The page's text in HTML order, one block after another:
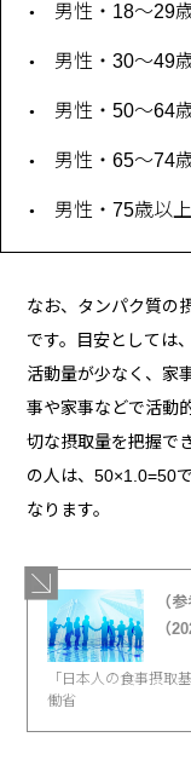
男性・18〜29
男性・30〜49
男性・50〜64
男性・65〜74
男性・75歳以
なお、タンパク質の
です。目安としては
活動量が少なく、家
事や家事などで活動
切な摂取量を把握で
の人は、50×1.0=50
なります。
（
（
「日本人の食事摂取
働省